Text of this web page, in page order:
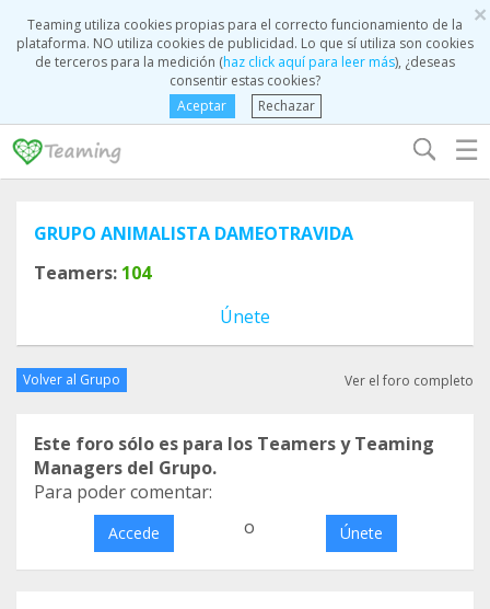
×
Teaming utiliza cookies propias para el correcto funcionamiento de la
plataforma. NO utiliza cookies de publicidad. Lo que sí utiliza son cookies
de terceros para la medición (haz click aquí para leer más), ¿deseas
consentir estas cookies?
Aceptar
Rechazar
☰
GRUPO ANIMALISTA DAMEOTRAVIDA
Teamers: 104
Únete
Volver al Grupo Ver el foro completo
Este foro sólo es para los Teamers y Teaming
Managers del Grupo.
Para poder comentar:
Accede o Únete